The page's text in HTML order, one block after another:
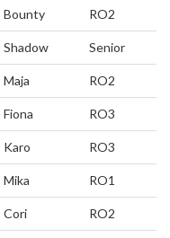
Bounty RO2
Shadow Senior
Maja RO2
Fiona RO3
Karo RO3
Mika RO1
Cori RO2